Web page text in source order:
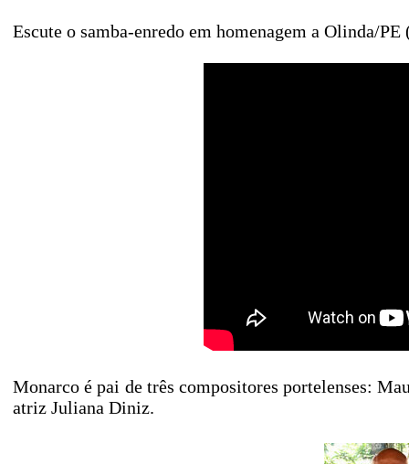
Escute o samba-enredo em homenagem a Olinda/PE
Monarco é pai de três compositores portelenses:
atriz Juliana Diniz.